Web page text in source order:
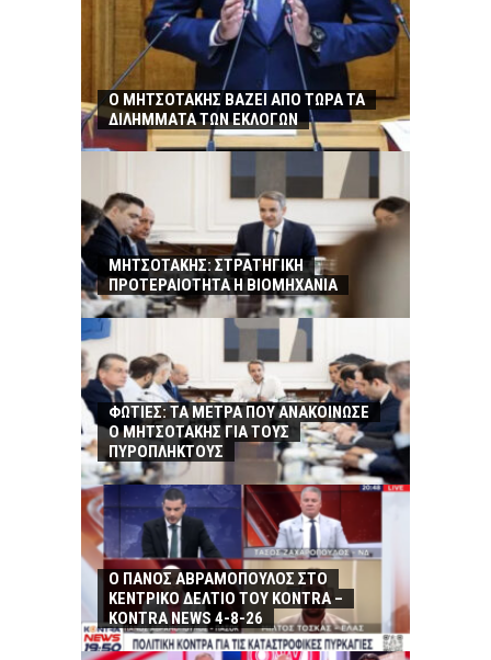
Ο ΜΗΤΣΟΤΑΚΗΣ ΒΑΖΕΙ ΑΠΟ ΤΩΡΑ ΤΑ
ΔΙΛΗΜΜΑΤΑ ΤΩΝ ΕΚΛΟΓΩΝ
ΜΗΤΣΟΤΑΚΗΣ: ΣΤΡΑΤΗΓΙΚΗ
ΠΡΟΤΕΡΑΙΟΤΗΤΑ Η ΒΙΟΜΗΧΑΝΙΑ
ΦΩΤΙΕΣ: ΤΑ ΜΕΤΡΑ ΠΟΥ ΑΝΑΚΟΙΝΩΣΕ
Ο ΜΗΤΣΟΤΑΚΗΣ ΓΙΑ ΤΟΥΣ
ΠΥΡΟΠΛΗΚΤΟΥΣ
Ο ΠΑΝΟΣ ΑΒΡΑΜΟΠΟΥΛΟΣ ΣΤΟ
ΚΕΝΤΡΙΚΟ ΔΕΛΤΙΟ ΤΟΥ KONTRA –
KONTRA NEWS 4-8-26